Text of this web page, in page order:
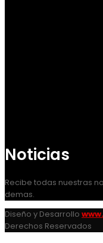
Noticias
Recibe todas nuestras
demas.
Diseño y Desarrollo
Derechos Reservados